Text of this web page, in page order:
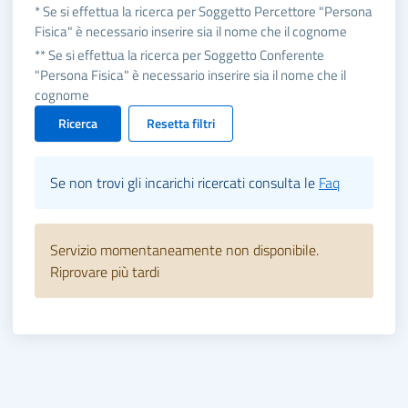
* Se si effettua la ricerca per Soggetto Percettore "Persona
Fisica" è necessario inserire sia il nome che il cognome
** Se si effettua la ricerca per Soggetto Conferente
"Persona Fisica" è necessario inserire sia il nome che il
cognome
Ricerca Resetta filtri
Se non trovi gli incarichi ricercati consulta le Faq
Servizio momentaneamente non disponibile.
Riprovare più tardi